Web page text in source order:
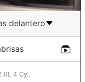
delantero
4 Cyl.